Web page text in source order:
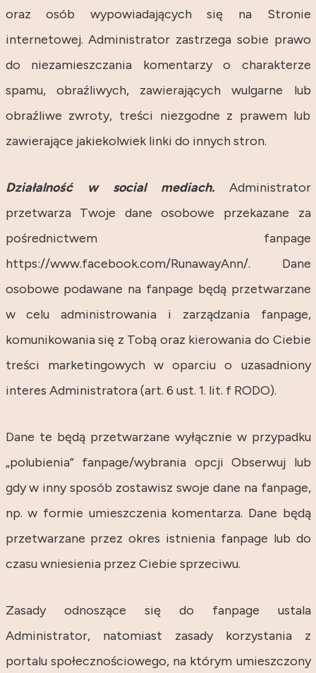
oraz osób wypowiadających się na Stronie
internetowej. Administrator zastrzega sobie prawo
do niezamieszczania komentarzy o charakterze
spamu, obraźliwych, zawierających wulgarne lub
obraźliwe zwroty, treści niezgodne z prawem lub
zawierające jakiekolwiek linki do innych stron.
Działalność w social mediach.Administrator
przetwarza Twoje dane osobowe przekazane za
pośrednictwem fanpage
https://www.facebook.com/RunawayAnn/. Dane
osobowe podawane na fanpage będą przetwarzane
w celu administrowania i zarządzania fanpage,
komunikowania się z Tobą oraz kierowania do Ciebie
treści marketingowych w oparciu o uzasadniony
interes Administratora (art. 6 ust. 1. lit. f RODO).
Dane te będą przetwarzane wyłącznie w przypadku
„polubienia” fanpage/wybrania opcji Obserwuj lub
gdy w inny sposób zostawisz swoje dane na fanpage,
np. w formie umieszczenia komentarza. Dane będą
przetwarzane przez okres istnienia fanpage lub do
czasu wniesienia przez Ciebie sprzeciwu.
Zasady odnoszące się do fanpage ustala
Administrator, natomiast zasady korzystania z
portalu społecznościowego, na którym umieszczony